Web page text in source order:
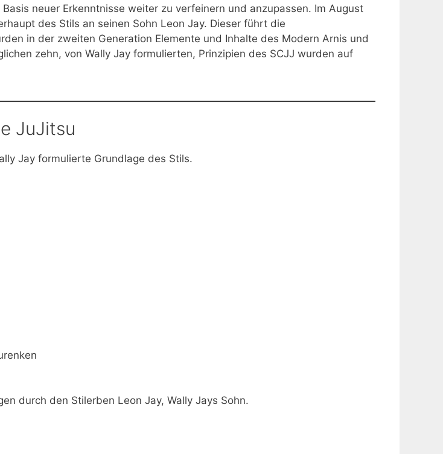
neuer Erkenntnisse weiter zu verfeinern und anzupassen. Im August
des Stils an seinen Sohn Leon Jay. Dieser führt die
in der zweiten Generation Elemente und Inhalte des Modern Arnis und
zehn, von Wally Jay formulierten, Prinzipien des SCJJ wurden auf
JuJitsu
Jay formulierte Grundlage des Stils.
durch den Stilerben Leon Jay, Wally Jays Sohn.